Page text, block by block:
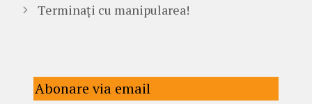
Terminați cu manipularea!
Abonare via email